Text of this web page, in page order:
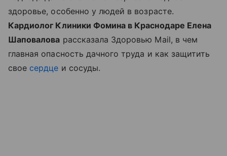
здоровье, особенно у людей в возрасте.
Кардиолог Клиники Фомина в Краснодаре Елена
Шаповалова рассказала Здоровью Mail, в чем
главная опасность дачного труда и как защитить
свое сердце и сосуды.